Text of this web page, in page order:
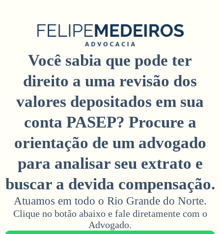
Você sabia que pode ter
direito a uma revisão dos
valores depositados em sua
conta PASEP? Procure a
orientação de um advogado
para analisar seu extrato e
buscar a devida compensação.
Atuamos em todo o Rio Grande do Norte.
Clique no botão abaixo e fale diretamente com o
Advogado.​